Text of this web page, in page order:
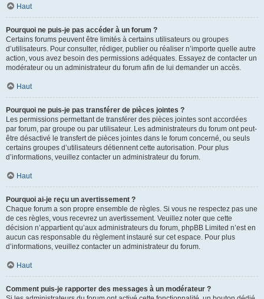
Haut
Pourquoi ne puis-je pas accéder à un forum ?
Certains forums peuvent être limités à certains utilisateurs ou groupes
d’utilisateurs. Pour consulter, rédiger, publier ou réaliser n’importe quelle autre
action, vous avez besoin des permissions adéquates. Essayez de contacter un
modérateur ou un administrateur du forum afin de lui demander un accès.
Haut
Pourquoi ne puis-je pas transférer de pièces jointes ?
Les permissions permettant de transférer des pièces jointes sont accordées
par forum, par groupe ou par utilisateur. Les administrateurs du forum ont peut-
être désactivé le transfert de pièces jointes dans le forum concerné, ou seuls
certains groupes d’utilisateurs détiennent cette autorisation. Pour plus
d’informations, veuillez contacter un administrateur du forum.
Haut
Pourquoi ai-je reçu un avertissement ?
Chaque forum a son propre ensemble de règles. Si vous ne respectez pas une
de ces règles, vous recevrez un avertissement. Veuillez noter que cette
décision n’appartient qu’aux administrateurs du forum, phpBB Limited n’est en
aucun cas responsable du règlement instauré sur cet espace. Pour plus
d’informations, veuillez contacter un administrateur du forum.
Haut
Comment puis-je rapporter des messages à un modérateur ?